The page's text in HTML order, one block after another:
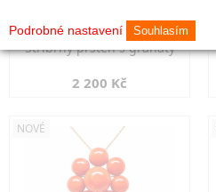
Stříbrný prsten s granáty
2 200 Kč
NOVÉ
Podrobné nastavení Souhlasím